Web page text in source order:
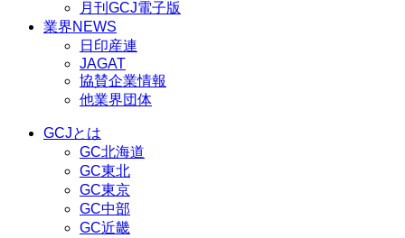
月刊GCJ電子版
業界NEWS
日印産連
JAGAT
協賛企業情報
他業界団体
GCJとは
GC北海道
GC東北
GC東京
GC中部
GC近畿